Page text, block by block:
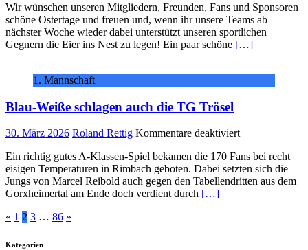
Ostern!
Wir wünschen unseren Mitgliedern, Freunden, Fans und Sponsoren
schöne Ostertage und freuen und, wenn ihr unsere Teams ab
nächster Woche wieder dabei unterstützt unseren sportlichen
Gegnern die Eier ins Nest zu legen! Ein paar schöne […]
1. Mannschaft
Blau-Weiße schlagen auch die TG Trösel
30. März 2026 Roland Rettig Kommentare deaktiviertfür
Weiße
schlagen
auch
Ein richtig gutes A-Klassen-Spiel bekamen die 170 Fans bei recht
eisigen Temperaturen in Rimbach geboten. Dabei setzten sich die
Jungs von Marcel Reibold auch gegen den Tabellendritten aus dem
Gorxheimertal am Ende doch verdient durch […]
Seitennummerierung
der
« 1 2 3 … 86 »
Kategorien